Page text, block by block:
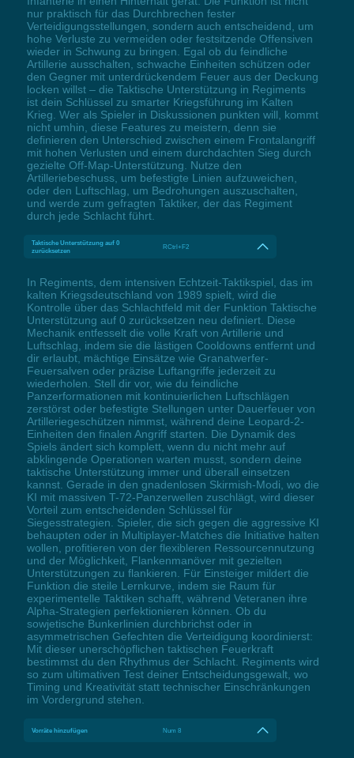
nur praktisch für das Durchbrechen fester
Verteidigungsstellungen, sondern auch entscheidend, um
hohe Verluste zu vermeiden oder festsitzende Offensiven
wieder in Schwung zu bringen. Egal ob du feindliche
Artillerie ausschalten, schwache Einheiten schützen oder
den Gegner mit unterdrückendem Feuer aus der Deckung
locken willst – die Taktische Unterstützung in Regiments
ist dein Schlüssel zu smarter Kriegsführung im Kalten
Krieg. Wer als Spieler in Diskussionen punkten will, kommt
nicht umhin, diese Features zu meistern, denn sie
definieren den Unterschied zwischen einem Frontalangriff
mit hohen Verlusten und einem durchdachten Sieg durch
gezielte Off-Map-Unterstützung. Nutze den
Artilleriebeschuss, um befestigte Linien aufzuweichen,
oder den Luftschlag, um Bedrohungen auszuschalten,
und werde zum gefragten Taktiker, der das Regiment
durch jede Schlacht führt.
Taktische Unterstützung auf 0
zurücksetzen
RCtrl+F2
In Regiments, dem intensiven Echtzeit-Taktikspiel, das im
kalten Kriegsdeutschland von 1989 spielt, wird die
Kontrolle über das Schlachtfeld mit der Funktion Taktische
Unterstützung auf 0 zurücksetzen neu definiert. Diese
Mechanik entfesselt die volle Kraft von Artillerie und
Luftschlag, indem sie die lästigen Cooldowns entfernt und
dir erlaubt, mächtige Einsätze wie Granatwerfer-
Feuersalven oder präzise Luftangriffe jederzeit zu
wiederholen. Stell dir vor, wie du feindliche
Panzerformationen mit kontinuierlichen Luftschlägen
zerstörst oder befestigte Stellungen unter Dauerfeuer von
Artilleriegeschützen nimmst, während deine Leopard-2-
Einheiten den finalen Angriff starten. Die Dynamik des
Spiels ändert sich komplett, wenn du nicht mehr auf
abklingende Operationen warten musst, sondern deine
taktische Unterstützung immer und überall einsetzen
kannst. Gerade in den gnadenlosen Skirmish-Modi, wo die
KI mit massiven T-72-Panzerwellen zuschlägt, wird dieser
Vorteil zum entscheidenden Schlüssel für
Siegesstrategien. Spieler, die sich gegen die aggressive KI
behaupten oder in Multiplayer-Matches die Initiative halten
wollen, profitieren von der flexibleren Ressourcennutzung
und der Möglichkeit, Flankenmanöver mit gezielten
Unterstützungen zu flankieren. Für Einsteiger mildert die
Funktion die steile Lernkurve, indem sie Raum für
experimentelle Taktiken schafft, während Veteranen ihre
Alpha-Strategien perfektionieren können. Ob du
sowjetische Bunkerlinien durchbrichst oder in
asymmetrischen Gefechten die Verteidigung koordinierst:
Mit dieser unerschöpflichen taktischen Feuerkraft
bestimmst du den Rhythmus der Schlacht. Regiments wird
so zum ultimativen Test deiner Entscheidungsgewalt, wo
Timing und Kreativität statt technischer Einschränkungen
im Vordergrund stehen.
Vorräte hinzufügen Num 8